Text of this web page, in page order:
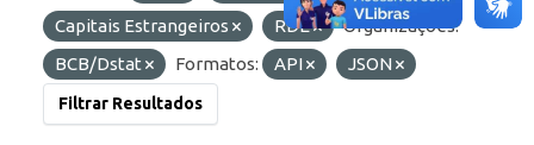
Capitais Estrangeiros
RDE
Organizações:
BCB/Dstat
Formatos: API JSON
Filtrar Resultados